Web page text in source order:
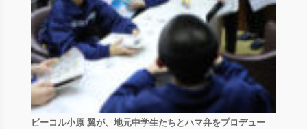
ビーコル小原 翼が、地元中学生たちとハマ弁をプロデュー